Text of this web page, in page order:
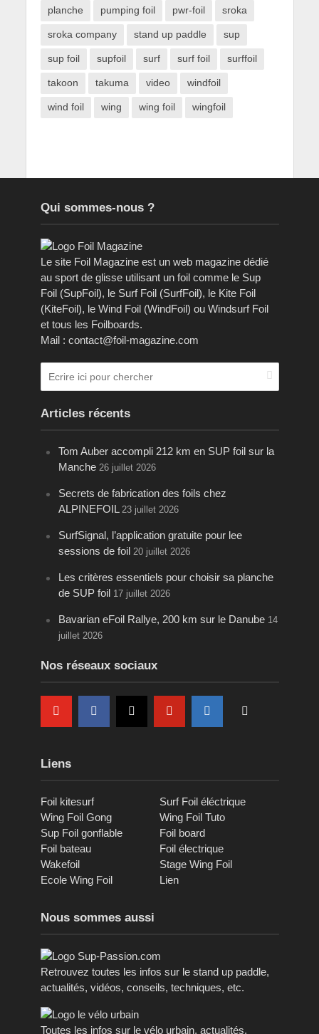
planche pumping foil pwr-foil sroka
sroka company stand up paddle sup
sup foil supfoil surf surf foil surffoil
takoon takuma video windfoil
wind foil wing wing foil wingfoil
Qui sommes-nous ?
Le site Foil Magazine est un web magazine dédié
au sport de glisse utilisant un foil comme le Sup
Foil (SupFoil), le Surf Foil (SurfFoil), le Kite Foil
(KiteFoil), le Wind Foil (WindFoil) ou Windsurf Foil
et tous les Foilboards.
Mail : contact@foil-magazine.com
Articles récents
Tom Auber accompli 212 km en SUP foil sur la
Manche 26 juillet 2026
Secrets de fabrication des foils chez
ALPINEFOIL 23 juillet 2026
SurfSignal, l’application gratuite pour lee
sessions de foil 20 juillet 2026
Les critères essentiels pour choisir sa planche
de SUP foil 17 juillet 2026
Bavarian eFoil Rallye, 200 km sur le Danube 14
juillet 2026
Nos réseaux sociaux
Liens
Foil kitesurf
Surf Foil éléctrique
Wing Foil Gong
Wing Foil Tuto
Sup Foil gonflable
Foil board
Foil bateau
Foil électrique
Wakefoil
Stage Wing Foil
Ecole Wing Foil
Lien
Nous sommes aussi
Retrouvez toutes les infos sur le stand up paddle,
actualités, vidéos, conseils, techniques, etc.
Toutes les infos sur le vélo urbain, actualités,